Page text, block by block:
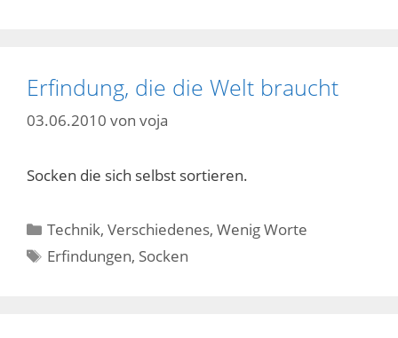
Erfindung, die die Welt braucht
03.06.2010 von voja
Socken die sich selbst sortieren.
Kategorien
Technik,Verschiedenes,Wenig Worte
Schlagwörter
Erfindungen, Socken